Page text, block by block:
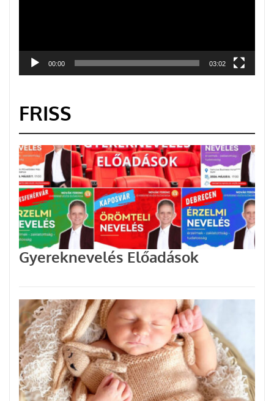
00:00 03:02
FRISS
Gyereknevelés Előadások